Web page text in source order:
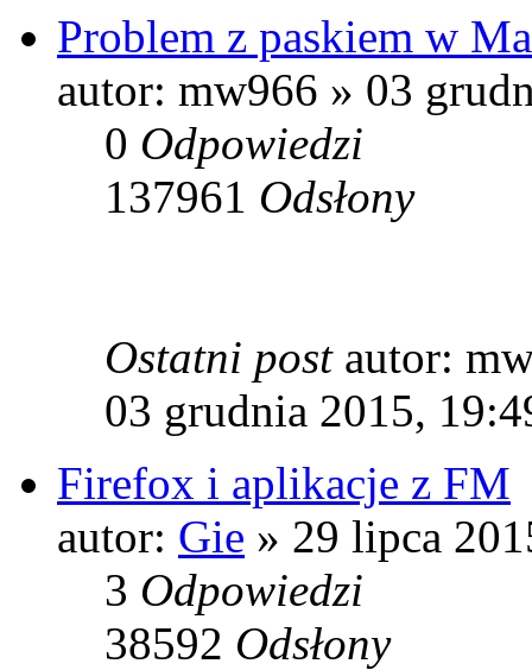
Problem z paskiem w
autor: mw966 » 03
0 Odpowiedzi
137961 Odsłony
Ostatni post autor:
03 grudnia 2015,
Firefox i aplikacje z FM
autor: Gie » 29 lipca
3 Odpowiedzi
38592 Odsłony